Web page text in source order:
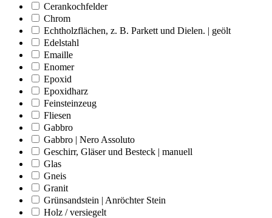
Cerankochfelder
Chrom
Echtholzflächen, z. B. Parkett und Dielen. | geölt
Edelstahl
Emaille
Enomer
Epoxid
Epoxidharz
Feinsteinzeug
Fliesen
Gabbro
Gabbro | Nero Assoluto
Geschirr, Gläser und Besteck | manuell
Glas
Gneis
Granit
Grünsandstein | Anröchter Stein
Holz / versiegelt